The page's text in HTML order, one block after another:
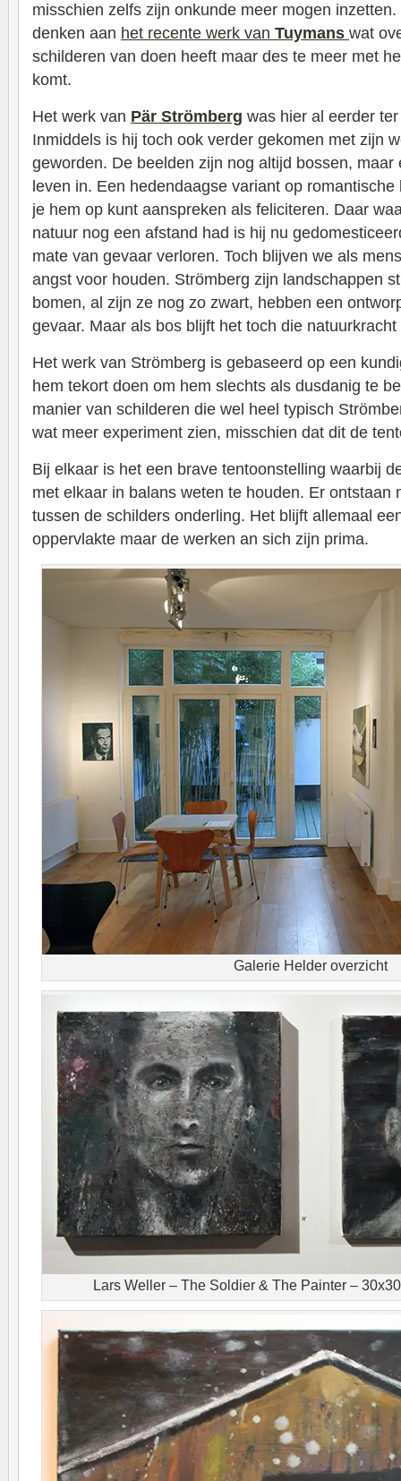
misschien zelfs zijn onkunde meer mogen
denken aan het recente werk van Tuymans wat
schilderen van doen heeft maar des te meer met
komt.
Het werk van Pär Strömberg was hier al eerder
Inmiddels is hij toch ook verder gekomen met zijn
geworden. De beelden zijn nog altijd bossen, maar
leven in. Een hedendaagse variant op
je hem op kunt aanspreken als feliciteren. Daar
natuur nog een afstand had is hij nu
mate van gevaar verloren. Toch blijven we als
angst voor houden. Strömberg zijn landschappen
bomen, al zijn ze nog zo zwart, hebben een
gevaar. Maar als bos blijft het toch die
Het werk van Strömberg is gebaseerd op een
hem tekort doen om hem slechts als dusdanig te
manier van schilderen die wel heel typisch
wat meer experiment zien, misschien dat dit de
Bij elkaar is het een brave tentoonstelling waarbij
met elkaar in balans weten te houden. Er ontstaan
tussen de schilders onderling. Het blijft allemaal
oppervlakte maar de werken an sich zijn prima.
Galerie Helder overzicht
Lars Weller – The Soldier & The Painter –